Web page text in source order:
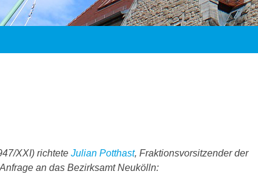
XXI) richtete Julian Potthast, Fraktionsvorsitzender der
an das Bezirksamt Neukölln: